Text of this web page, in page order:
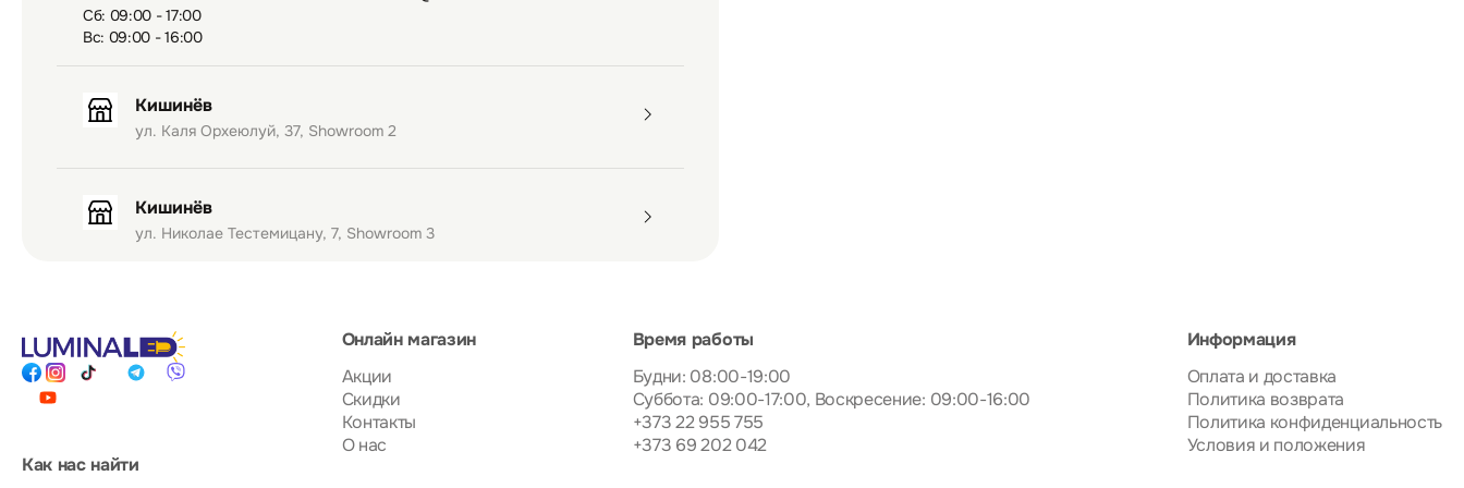
Сб: 09:00 - 17:00
Вс: 09:00 - 16:00
Кишинёв
ул. Каля Орхеюлуй, 37, Showroom 2
Кишинёв
ул. Николае Тестемицану, 7, Showroom 3
Онлайн магазин
Акции
Скидки
Контакты
О нас
Время работы
Будни: 08:00-19:00
Суббота: 09:00-17:00, Воскресение: 09:00-16:00
+373 22 955 755
+373 69 202 042
Информация
Оплата и доставка
Политика возврата
Политика конфиденциальность
Условия и положения
Как нас найти